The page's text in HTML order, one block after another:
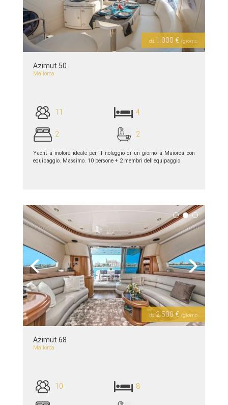
Previous Next
da 1.000 € /giorno
Azimut 50
Mallorca
11 4
2 2
Yacht a motore ideale per il noleggio di un giorno a Maiorca con
equipaggio. Massimo. 10 persone + 2 membri dell'equipaggio
piú dettagli >>
Previous Next
da 2.500 € /giorno
Azimut 68
Mallorca
10 8